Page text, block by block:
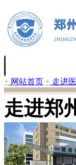
+ 网站首页 + 走进
走进郑